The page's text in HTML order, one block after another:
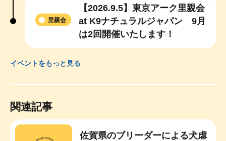
【2026.9.5】東京アーク里親会
at K9ナチュラルジャパン 9月
は2回開催いたします！
里親会
イベントをもっと見る
関連記事
佐賀県のブリーダーによる犬虐